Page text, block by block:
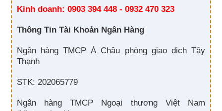
Kinh doanh: 0903 394 448 - 0932 470 323
Thông Tin Tài Khoản Ngân Hàng
Ngân hàng TMCP Á Châu phòng giao dịch Tây
Thạnh
STK: 202065779
Ngân hàng TMCP Ngoại thương Việt Nam